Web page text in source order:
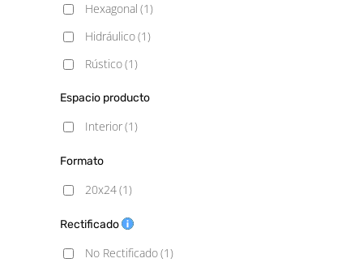
Hexagonal (1)
Hidráulico(1)
Rústico(1)
Espacio producto
Interior(1)
Formato
20x24(1)
Rectificado
No Rectificado(1)